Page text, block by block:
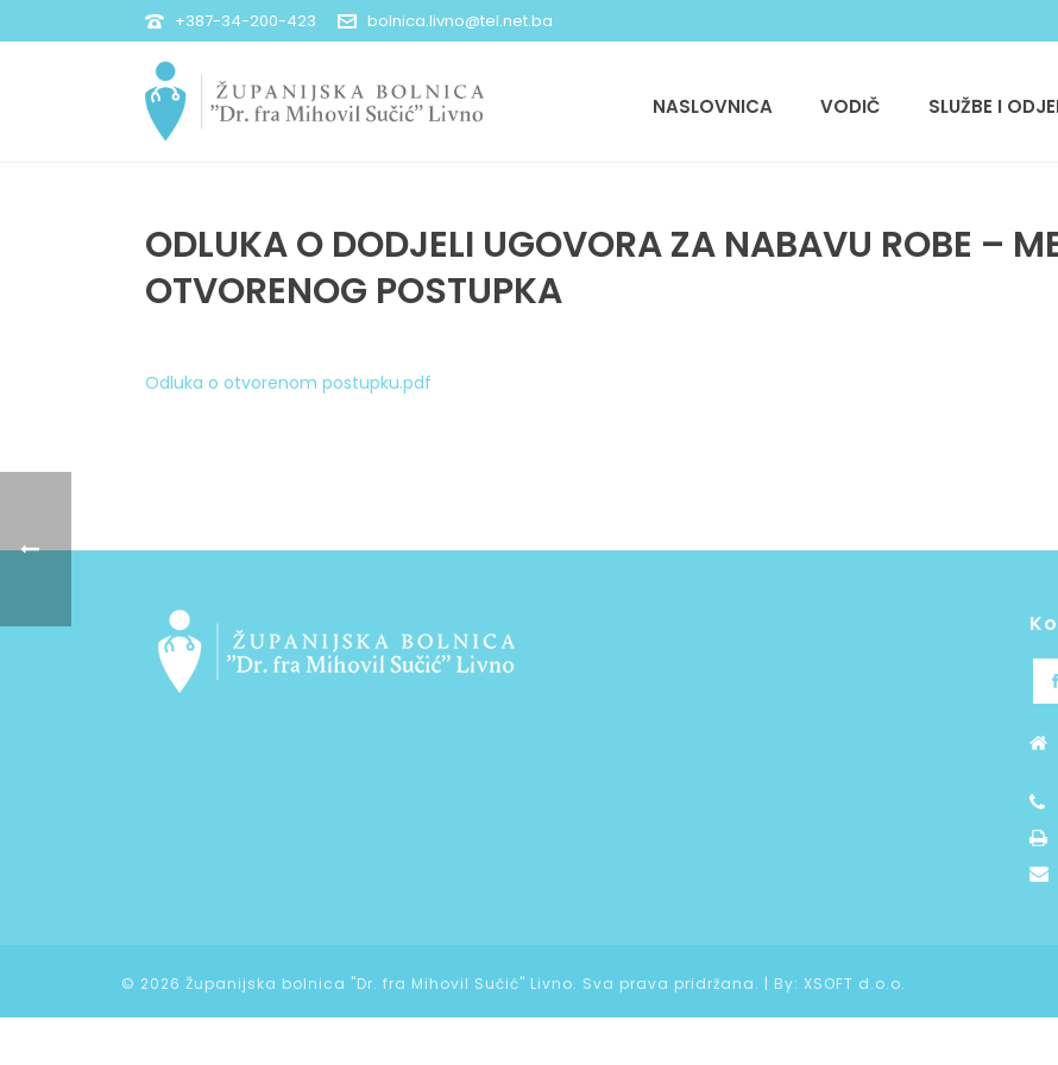
+387-34-200-423 bolnica.livno@tel.net.ba
NASLOVNICA VODIČ SLUŽBE I
ODLUKA O DODJELI UGOVORA ZA NABAVU ROBE –
OTVORENOG POSTUPKA
Odluka o otvorenom postupku.pdf
© 2026 Županijska bolnica "Dr. fra Mihovil Sučić" Livno. Sva prava pridržana. | By: XSOFT d.o.o.